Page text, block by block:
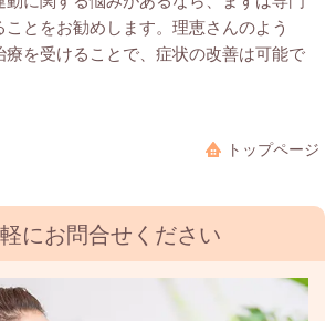
とをお勧めします。理恵さんのよう
療を受けることで、症状の改善は可能で
トップページ
にお問合せください